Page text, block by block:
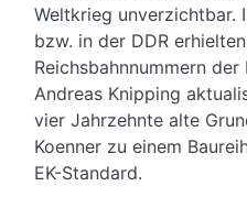
Weltkrieg unverzichtbar.
bzw. in der DDR
Reichsbahnnummern der
Andreas Knipping
vier Jahrzehnte alte
Koenner zu einem
EK-Standard.